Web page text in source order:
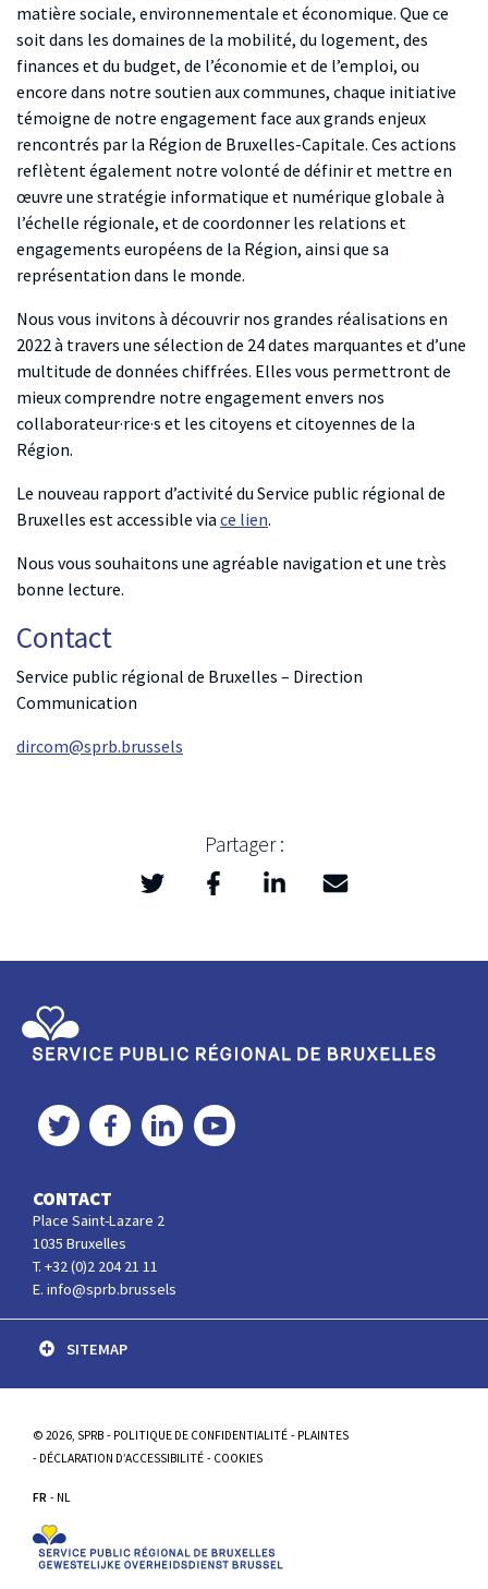
matière sociale, environnementale et économique. Que ce
soit dans les domaines de la mobilité, du logement, des
finances et du budget, de l’économie et de l’emploi, ou
encore dans notre soutien aux communes, chaque initiative
témoigne de notre engagement face aux grands enjeux
rencontrés par la Région de Bruxelles-Capitale. Ces actions
reflètent également notre volonté de définir et mettre en
œuvre une stratégie informatique et numérique globale à
l’échelle régionale, et de coordonner les relations et
engagements européens de la Région, ainsi que sa
représentation dans le monde.
Nous vous invitons à découvrir nos grandes réalisations en
2022 à travers une sélection de 24 dates marquantes et d’une
multitude de données chiffrées. Elles vous permettront de
mieux comprendre notre engagement envers nos
collaborateur·rice·s et les citoyens et citoyennes de la
Région.
Le nouveau rapport d’activité du Service public régional de
Bruxelles est accessible via ce lien.
Nous vous souhaitons une agréable navigation et une très
bonne lecture.
Contact
Service public régional de Bruxelles – Direction
Communication
dircom@sprb.brussels
Partager :
Twitter
>FacebookLinkedInMail
Twitter FacebookLinkedInYouTube
CONTACT
Place Saint-Lazare 2
1035 Bruxelles
T. +32 (0)2 204 21 11
E. info@sprb.brussels
SITEMAP
© 2026, SPRB POLITIQUE DE CONFIDENTIALITÉ
PLAINTES
DÉCLARATION D’ACCESSIBILITÉ
COOKIES
FR NL